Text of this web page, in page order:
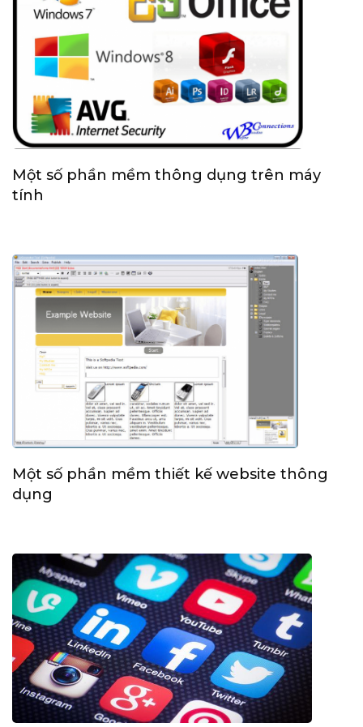
Một số phần mềm thông dụng trên máy
tính
Một số phần mềm thiết kế website thông
dụng